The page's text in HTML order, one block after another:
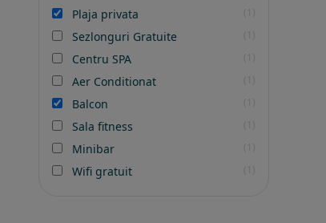
Plaja privata
Sezlonguri Gratuite
Centru SPA
Aer Conditionat
Balcon
Sala fitness
Minibar
Wifi gratuit